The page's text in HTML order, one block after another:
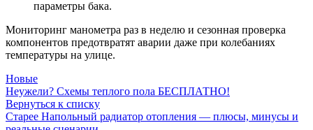
параметры бака.
Мониторинг манометра раз в неделю и сезонная проверка
компонентов предотвратят аварии даже при колебаниях
температуры на улице.
Новые
Неужели? Схемы теплого пола БЕСПЛАТНО!
Вернуться к списку
Старее Напольный радиатор отопления — плюсы, минусы и